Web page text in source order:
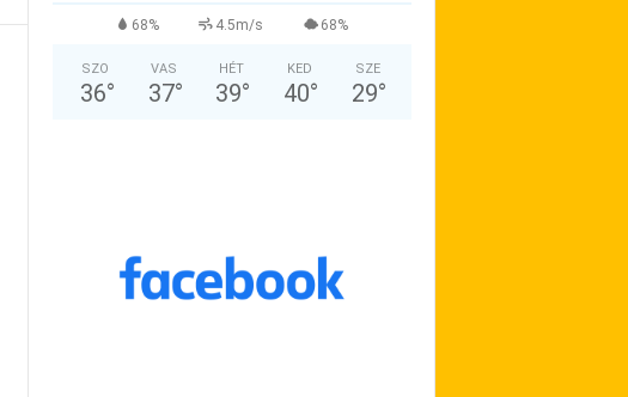
68% 4.5m/s 68%
SZO
36°
VAS
37°
HÉT
39°
KED
40°
SZE
29°